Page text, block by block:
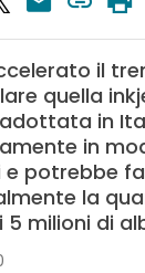
il
quella
in
in
potrebbe
la
milioni di